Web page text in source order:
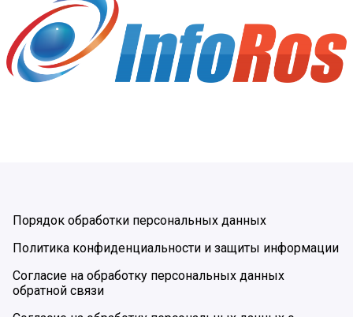
Порядок обработки персональных данных
Политика конфиденциальности и защиты информации
Согласие на обработку персональных данных
обратной связи